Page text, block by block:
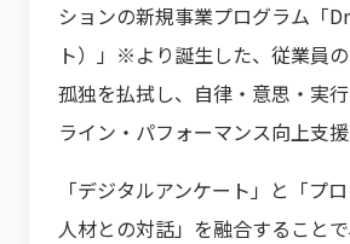
ションの新規事業プログラム「
ト）」※より誕生した、従業員
孤独を払拭し、自律・意思・実
ライン・パフォーマンス向上支援
「デジタルアンケート」と「プ
人材との対話」を融合すること